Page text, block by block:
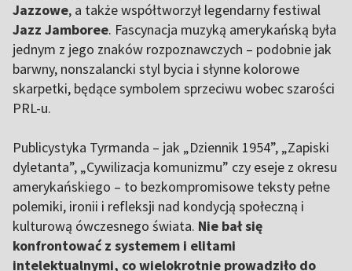
Jazzowe, a także współtworzył legendarny festiwal
Jazz Jamboree. Fascynacja muzyką amerykańską była
jednym z jego znaków rozpoznawczych – podobnie jak
barwny, nonszalancki styl bycia i słynne kolorowe
skarpetki, będące symbolem sprzeciwu wobec szarości
PRL-u.
Publicystyka Tyrmanda – jak „Dziennik 1954”, „Zapiski
dyletanta”, „Cywilizacja komunizmu” czy eseje z okresu
amerykańskiego – to bezkompromisowe teksty pełne
polemiki, ironii i refleksji nad kondycją społeczną i
kulturową ówczesnego świata. Nie bał się
konfrontować z systemem i elitami
intelektualnymi, co wielokrotnie prowadziło do